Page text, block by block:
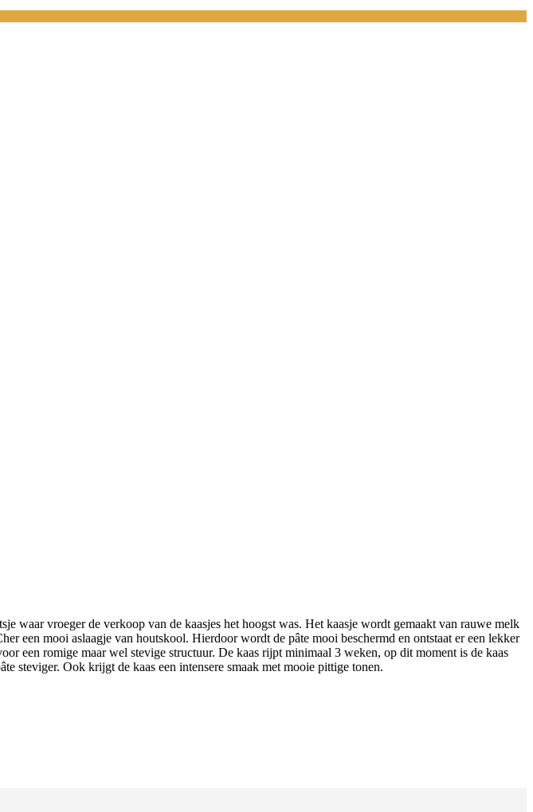
waar vroeger de verkoop van de kaasjes het hoogst was. Het kaasje wordt gemaakt van rauwe melk
een mooi aslaagje van houtskool. Hierdoor wordt de pâte mooi beschermd en ontstaat er een lekker
een romige maar wel stevige structuur. De kaas rijpt minimaal 3 weken, op dit moment is de kaas
steviger. Ook krijgt de kaas een intensere smaak met mooie pittige tonen.